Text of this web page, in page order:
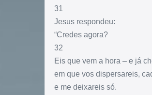
31
Jesus respondeu:
“Credes agora?
32
Eis que vem a hora – e já
em que vos dispersareis,
e me deixareis só.